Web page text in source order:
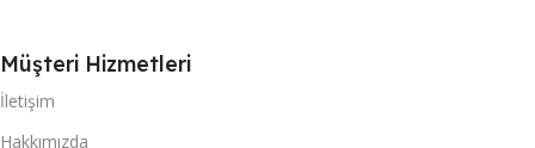
Müşteri Hizmetleri
İletişim
Hakkımızda